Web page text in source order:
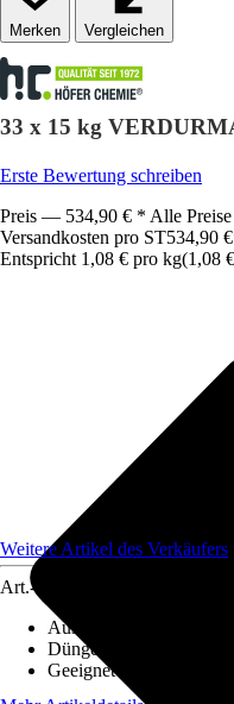
Vergleichen
33 x 15 kg
Erste Bewertung schreiben
Preis — 534,90 € * Alle
Versandkosten pro ST534,90 €
Entspricht 1,08 € pro kg(1,08 €
Weitere Artikel des Verkäufers
Art.-Nr.
Ausführung
Düngerart
Geeignet für